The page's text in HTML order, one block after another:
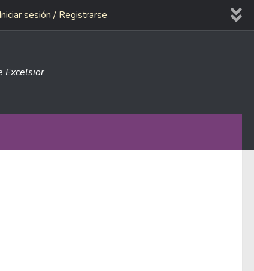
Iniciar sesión / Registrarse
Excelsior